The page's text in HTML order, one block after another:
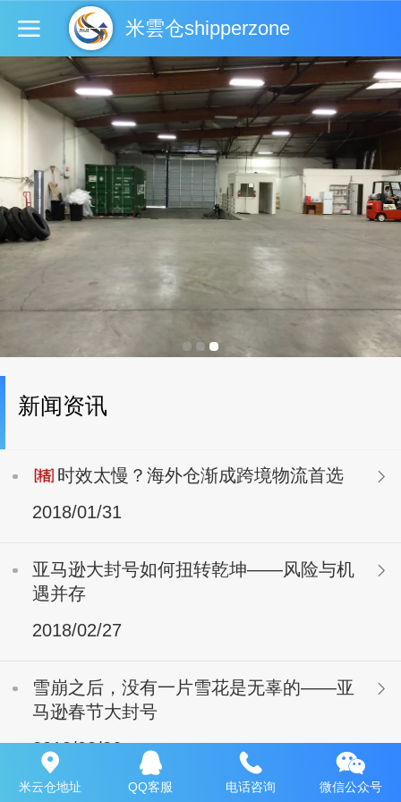
米雲仓shipperzone
新闻资讯
时效太慢？海外仓渐成跨境物流首选
2018/01/31
亚马逊大封号如何扭转乾坤——风险与机
遇并存
2018/02/27
雪崩之后，没有一片雪花是无辜的——亚
马逊春节大封号
2018/02/26
米云仓地址 QQ客服 电话咨询 微信公众号